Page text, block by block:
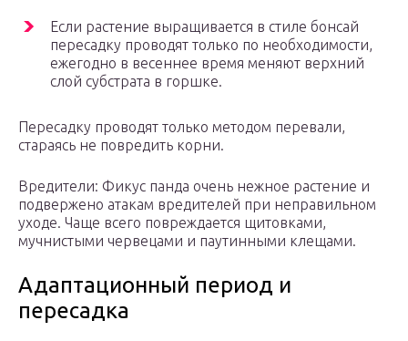
Если растение выращивается в стиле бонсай
пересадку проводят только по необходимости,
ежегодно в весеннее время меняют верхний
слой субстрата в горшке.
Пересадку проводят только методом перевали,
стараясь не повредить корни.
Вредители: Фикус панда очень нежное растение и
подвержено атакам вредителей при неправильном
уходе. Чаще всего повреждается щитовками,
мучнистыми червецами и паутинными клещами.
Адаптационный период и
пересадка